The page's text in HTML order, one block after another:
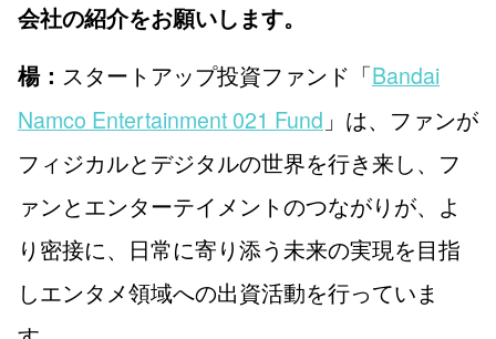
会社の紹介をお願いします。
楊： スタートアップ投資ファンド「Bandai
Namco Entertainment 021 Fund 」は、ファンが
フィジカルとデジタルの世界を行き来し、フ
ァンとエンターテイメントのつながりが、よ
り密接に、日常に寄り添う未来の実現を目指
しエンタメ領域への出資活動を行っていま